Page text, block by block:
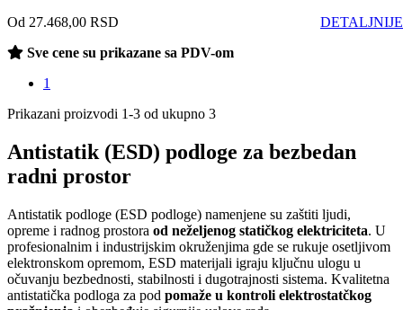
Od 27.468,00 RSD
DETALJNIJE
Sve cene su prikazane sa PDV-om
1
Prikazani proizvodi 1-3 od ukupno 3
Antistatik (ESD) podloge za bezbedan
radni prostor
Antistatik podloge (ESD podloge) namenjene su zaštiti ljudi,
opreme i radnog prostora od neželjenog statičkog elektriciteta. U
profesionalnim i industrijskim okruženjima gde se rukuje osetljivom
elektronskom opremom, ESD materijali igraju ključnu ulogu u
očuvanju bezbednosti, stabilnosti i dugotrajnosti sistema. Kvalitetna
antistatička podloga za pod pomaže u kontroli elektrostatčkog